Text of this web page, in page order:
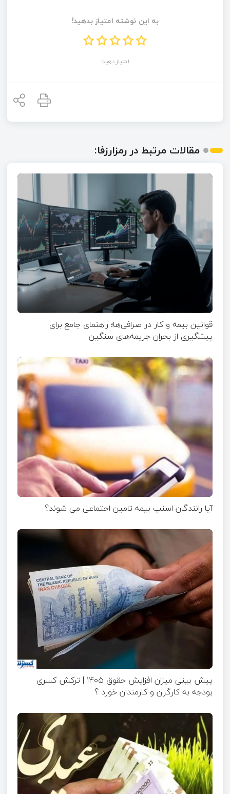
به این نوشته امتیاز بدهید!
امتیاز دهید!
مقالات مرتبط در رمزارزفا:
قوانین بیمه و کار در صرافی‌ها؛ راهنمای جامع برای
پیشگیری از بحران جریمه‌های سنگین
آیا رانندگان اسنپ بیمه تامین اجتماعی می شوند؟
پیش بینی میزان افزایش حقوق ۱۴۰۵ | ترکش کسری
بودجه به کارگران و کارمندان خورد ؟